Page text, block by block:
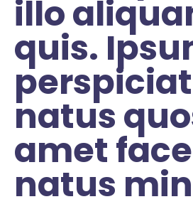
illo
quis.
natus
amet
natus